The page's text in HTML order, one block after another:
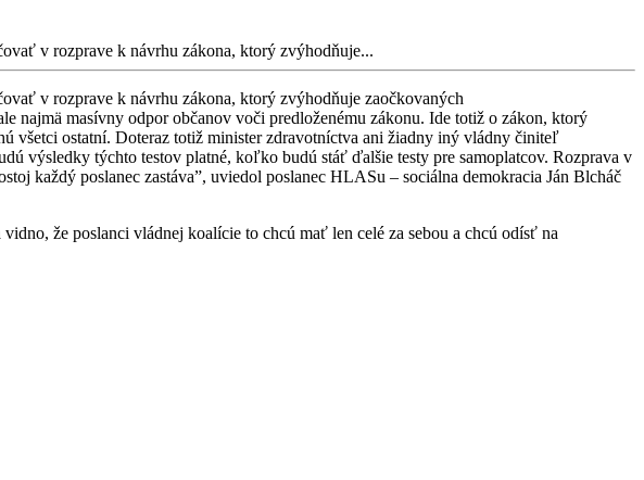
v rozprave k návrhu zákona, ktorý zvýhodňuje...
v rozprave k návrhu zákona, ktorý zvýhodňuje zaočkovaných
najmä masívny odpor občanov voči predloženému zákonu. Ide totiž o zákon, ktorý
všetci ostatní. Doteraz totiž minister zdravotníctva ani žiadny iný vládny činiteľ
výsledky týchto testov platné, koľko budú stáť ďalšie testy pre samoplatcov. Rozprava v
každý poslanec zastáva”, uviedol poslanec HLASu – sociálna demokracia Ján Blcháč
že poslanci vládnej koalície to chcú mať len celé za sebou a chcú odísť na